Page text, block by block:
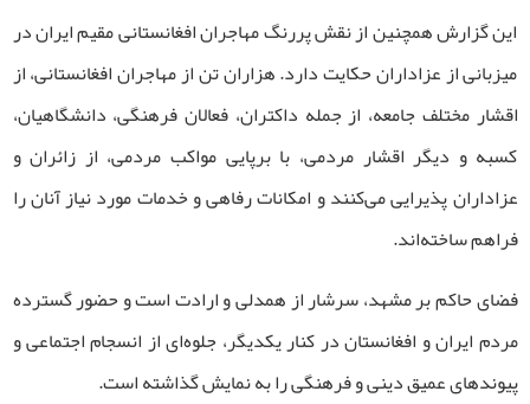
این گزارش همچنین از نقش پررنگ مهاجران افغانستانی مقیم ایران در
میزبانی از عزاداران حکایت دارد. هزاران تن از مهاجران افغانستانی، از
اقشار مختلف جامعه، از جمله داکتران، فعالان فرهنگی، دانشگاهیان،
کسبه و دیگر اقشار مردمی، با برپایی مواکب مردمی، از زائران و
عزاداران پذیرایی می‌کنند و امکانات رفاهی و خدمات مورد نیاز آنان را
فراهم ساخته‌اند.
فضای حاکم بر مشهد، سرشار از همدلی و ارادت است و حضور گسترده
مردم ایران و افغانستان در کنار یکدیگر، جلوه‌ای از انسجام اجتماعی و
پیوندهای عمیق دینی و فرهنگی را به نمایش گذاشته است.